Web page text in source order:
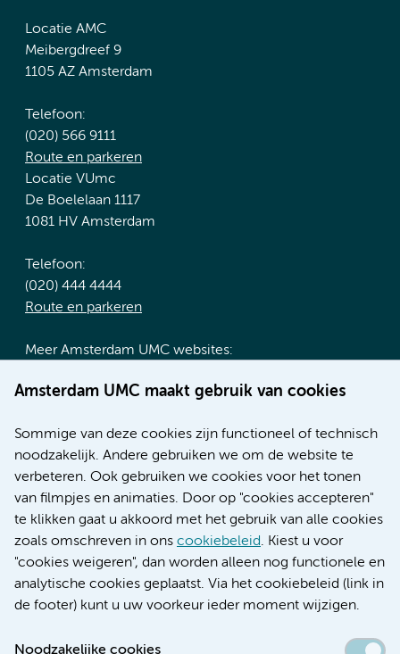
Amsterdam UMC maakt gebruik van cookies
Sommige van deze cookies zijn functioneel of technisch
noodzakelijk. Andere gebruiken we om de website te
verbeteren. Ook gebruiken we cookies voor het tonen
van filmpjes en animaties. Door op "cookies accepteren"
te klikken gaat u akkoord met het gebruik van alle cookies
zoals omschreven in ons cookiebeleid. Kiest u voor
"cookies weigeren", dan worden alleen nog functionele en
analytische cookies geplaatst. Via het cookiebeleid (link in
de footer) kunt u uw voorkeur ieder moment wijzigen.
Noodzakelijke cookies
Locatie AMC
Meibergdreef 9
1105 AZ Amsterdam
Telefoon:
(020) 566 9111
Route en parkeren
Locatie VUmc
De Boelelaan 1117
1081 HV Amsterdam
Telefoon:
(020) 444 4444
Route en parkeren
Meer Amsterdam UMC websites:
Werken bij Amsterdam UMC
Nieuws
Research
Educatie locatie AMC
Educatie locatie VUmc
Verwijzen & diagnostiek